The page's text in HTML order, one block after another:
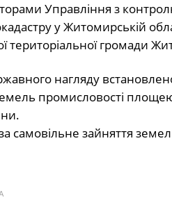
Управління з
у Житомирській
територіальної громади
нагляду
промисловості
самовільне зайняття